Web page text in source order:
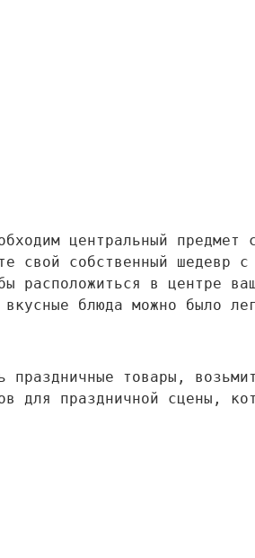
центральный
свой собственный шедевр
расположиться в центре
блюда можно было
товары,
для праздничной сцены,